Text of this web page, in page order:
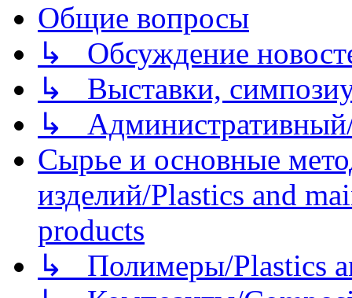
Общие вопросы
↳ Обсуждение
↳ Выставки,
↳
Сырье и основные
изделий/Plastics and
products
↳ Полимеры/Plastics